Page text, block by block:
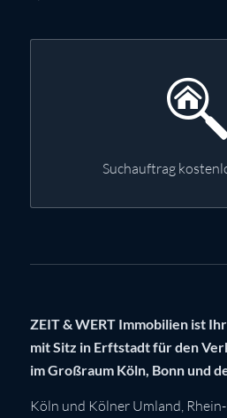
Suchauftrag
ZEIT & WERT Immobilien ist
mit Sitz in Erftstadt für den
im Großraum Köln, Bonn und
Köln und Kölner Umland,